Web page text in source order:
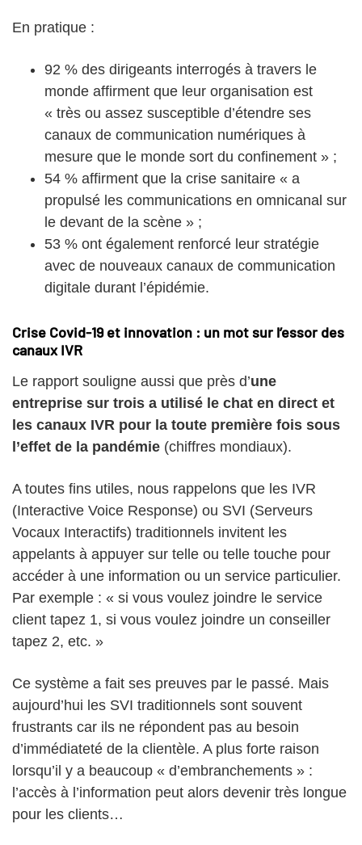
En pratique :
92 % des dirigeants interrogés à travers le
monde affirment que leur organisation est
« très ou assez susceptible d’étendre ses
canaux de communication numériques à
mesure que le monde sort du confinement » ;
54 % affirment que la crise sanitaire « a
propulsé les communications en omnicanal sur
le devant de la scène » ;
53 % ont également renforcé leur stratégie
avec de nouveaux canaux de communication
digitale durant l’épidémie.
Crise Covid-19 et innovation : un mot sur l’essor des
canaux IVR
Le rapport souligne aussi que près d’une
entreprise sur trois a utilisé le chat en direct et
les canaux IVR pour la toute première fois sous
l’effet de la pandémie (chiffres mondiaux).
A toutes fins utiles, nous rappelons que les IVR
(Interactive Voice Response) ou SVI (Serveurs
Vocaux Interactifs) traditionnels invitent les
appelants à appuyer sur telle ou telle touche pour
accéder à une information ou un service particulier.
Par exemple : « si vous voulez joindre le service
client tapez 1, si vous voulez joindre un conseiller
tapez 2, etc. »
Ce système a fait ses preuves par le passé. Mais
aujourd’hui les SVI traditionnels sont souvent
frustrants car ils ne répondent pas au besoin
d’immédiateté de la clientèle. A plus forte raison
lorsqu’il y a beaucoup « d’embranchements » :
l’accès à l’information peut alors devenir très longue
pour les clients…